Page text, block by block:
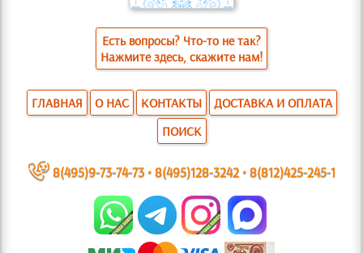
Есть вопросы? Что-то не так?
Нажмите здесь, скажите нам!
ГЛАВНАЯ О НАС КОНТАКТЫ
ДОСТАВКА И ОПЛАТА
ПОИСК
~ 8(495)9-73-74-73•8(495)128-3242•8(812)425-245-1